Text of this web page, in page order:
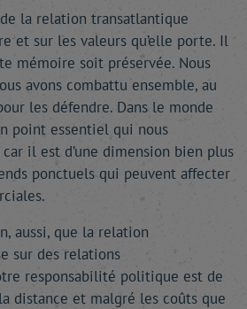
la relation transatlantique
et sur les valeurs qu’elle porte. Il
mémoire soit préservée. Nous
avons combattu ensemble, au
les défendre. Dans le monde
point essentiel qui nous
il est d’une dimension bien plus
ponctuels qui peuvent affecter
aussi, que la relation
sur des relations
responsabilité politique est de
distance et malgré les coûts que